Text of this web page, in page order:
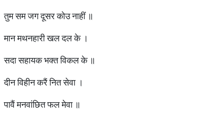
तुम सम जग दूसर कोउ नाहीं ॥
मान मथनहारी खल दल के ।
सदा सहायक भक्त विकल के ॥
दीन विहीन करैं नित सेवा ।
पावैं मनवांछित फल मेवा ॥